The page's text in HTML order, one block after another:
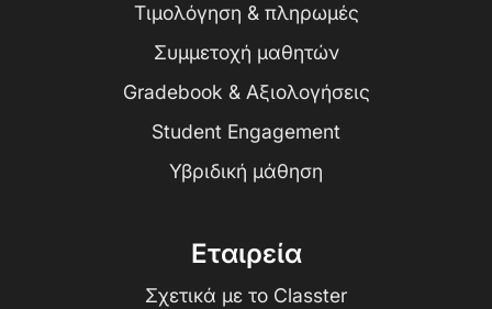
Τιμολόγηση & πληρωμές
Συμμετοχή μαθητών
Gradebook & Αξιολογήσεις
Student Engagement
Υβριδική μάθηση
Εταιρεία
Σχετικά με το Classter